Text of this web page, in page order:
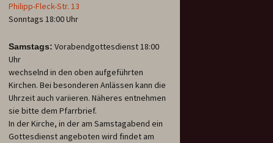
Philipp-Fleck-Str. 13
Sonntags 18:00 Uhr
Samstags: Vorabendgottesdienst 18:00
Uhr
wechselnd in den oben aufgeführten
Kirchen. Bei besonderen Anlässen kann die
Uhrzeit auch variieren. Näheres entnehmen
sie bitte dem Pfarrbrief.
In der Kirche, in der am Samstagabend ein
Gottesdienst angeboten wird findet am